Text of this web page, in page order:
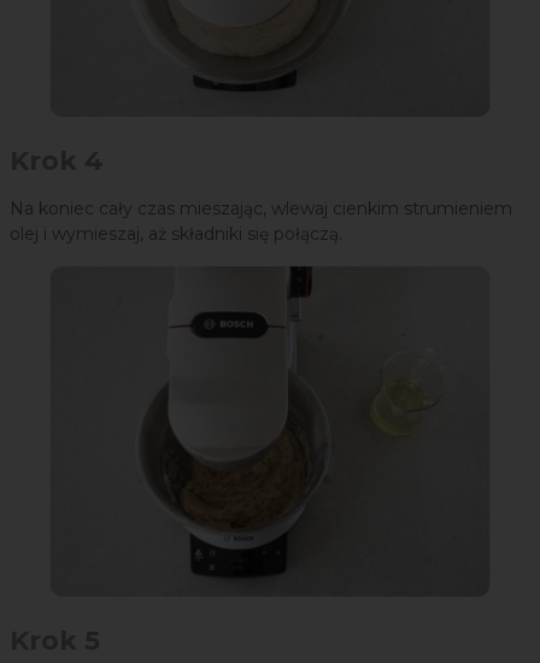
Na koniec cały czas mieszając, wlewaj cienkim strumieniem
olej i wymieszaj, aż składniki się połączą.